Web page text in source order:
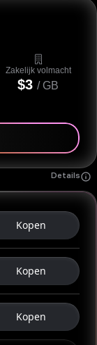
Zakelijk volmacht
$3/ GB
Details
Kopen
Kopen
Kopen